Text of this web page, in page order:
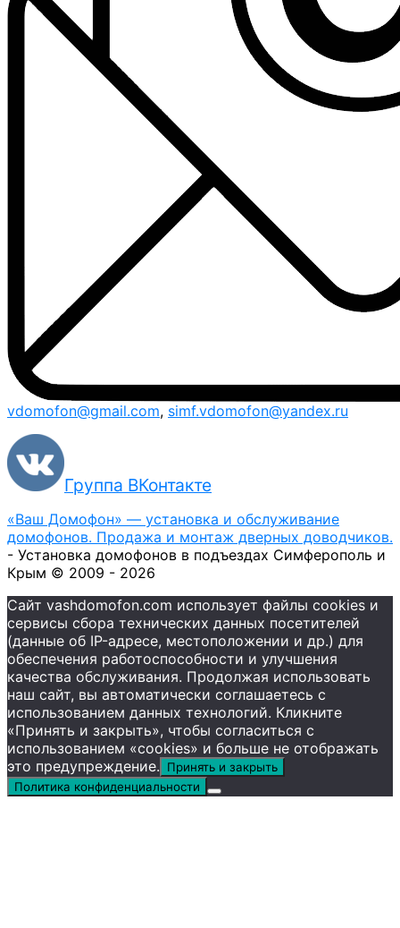
vdomofon@gmail.com, simf.vdomofon@yandex.ru
Группа ВКонтакте
«Ваш Домофон» — установка и обслуживание
домофонов. Продажа и монтаж дверных доводчиков.
- Установка домофонов в подъездах Симферополь и
Крым © 2009 - 2026
Сайт vashdomofon.com использует файлы cookies и
сервисы сбора технических данных посетителей
(данные об IP-адресе, местоположении и др.) для
обеспечения работоспособности и улучшения
качества обслуживания. Продолжая использовать
наш сайт, вы автоматически соглашаетесь с
использованием данных технологий. Кликните
«Принять и закрыть», чтобы согласиться с
использованием «cookies» и больше не отображать
это предупреждение.
Принять и закрыть
Политика конфиденциальности